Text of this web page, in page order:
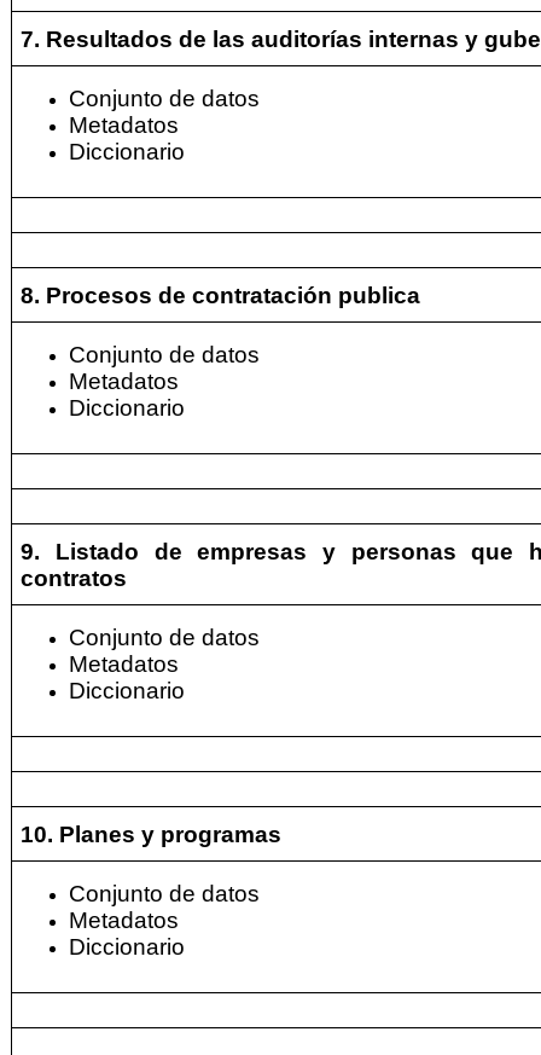
7. Resultados de las auditorías internas y
Conjunto de datos
Metadatos
Diccionario
8. Procesos de contratación publica
Conjunto de datos
Metadatos
Diccionario
9. Listado de empresas y personas que
contratos
Conjunto de datos
Metadatos
Diccionario
10. Planes y programas
Conjunto de datos
Metadatos
Diccionario